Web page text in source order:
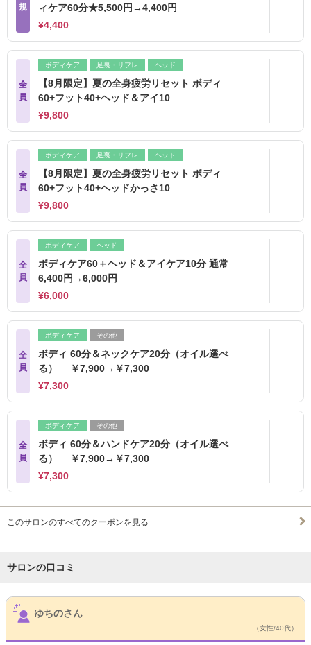
規
ィケア60分★5,500円→4,400円
¥4,400
全
員
ボディケア 足裏・リフレ ヘッド
【8月限定】夏の全身疲労リセット ボディ
60+フット40+ヘッド＆アイ10
¥9,800
全
員
ボディケア 足裏・リフレ ヘッド
【8月限定】夏の全身疲労リセット ボディ
60+フット40+ヘッドかっさ10
¥9,800
全
員
ボディケア ヘッド
ボディケア60＋ヘッド＆アイケア10分 通常
6,400円→6,000円
¥6,000
全
員
ボディケア その他
ボディ 60分＆ネックケア20分（オイル選べ
る） ￥7,900→￥7,300
¥7,300
全
員
ボディケア その他
ボディ 60分＆ハンドケア20分（オイル選べ
る） ￥7,900→￥7,300
¥7,300
このサロンのすべてのクーポンを見る
サロンの口コミ
サロンPick Up
ゆちのさん
（女性/40代）